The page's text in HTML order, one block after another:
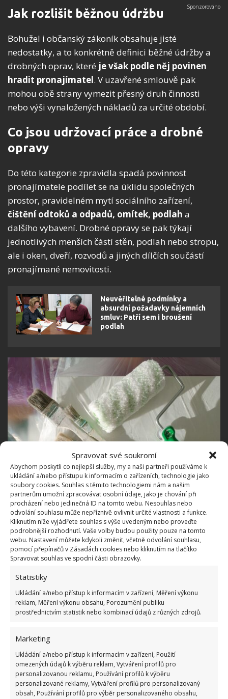
Spravovat své soukromí
Abychom poskytli co nejlepší služby, my a naši partneři používáme k
ukládání a/nebo přístupu k informacím o zařízeních, technologie jako
soubory cookies. Souhlas s těmito technologiemi nám a našim
partnerům umožní zpracovávat osobní údaje, jako je chování při
procházení nebo jedinečná ID na tomto webu. Nesouhlas nebo
odvolání souhlasu může nepříznivě ovlivnit určité vlastnosti a funkce.
Kliknutím níže vyjádřete souhlas s výše uvedeným nebo proveďte
podrobnější rozhodnutí. Vaše volby budou použity pouze na tomto
webu. Nastavení můžete kdykoli změnit, včetně odvolání souhlasu,
pomocí přepínačů v Zásadách cookies nebo kliknutím na tlačítko
Spravovat souhlas ve spodní části obrazovky.
Statistiky
Ukládání a/nebo přístup k informacím v zařízení, Měření výkonu
reklam, Měření výkonu obsahu, Porozumění publiku
prostřednictvím statistik nebo kombinací údajů z různých zdrojů.
Marketing
Ukládání a/nebo přístup k informacím v zařízení, Použití
omezených údajů k výběru reklam, Vytváření profilů pro
personalizovanou reklamu, Používání profilů k výběru
personalizované reklamy, Vytváření profilů pro personalizovaný
obsah, Používání profilů pro výběr personalizovaného obsahu,
Jak rozlišit běžnou údržbu
Bohužel i občanský zákoník obsahuje jisté
nedostatky, a to konkrétně definici běžné údržby a
drobných oprav, které je však podle něj povinen
hradit pronajímatel. V uzavřené smlouvě pak
mohou obě strany vymezit přesný druh činnosti
nebo výši vynaložených nákladů za určité období.
Co jsou udržovací práce a drobné
opravy
Do této kategorie zpravidla spadá povinnost
pronajímatele podílet se na úklidu společných
prostor, pravidelném mytí sociálního zařízení,
čištění odtoků a odpadů, omítek, podlah a
dalšího vybavení. Drobné opravy se pak týkají
jednotlivých menších částí stěn, podlah nebo stropu,
ale i oken, dveří, rozvodů a jiných dílčích součástí
pronajímané nemovitosti.
Neuvěřitelné podmínky a
absurdní požadavky nájemních
smluv: Patří sem i broušení
podlah
Fotografie: Pixabay
Co s většími opravami
Každou větší závadu musí pronajímatel neprodleně
šíření škody. Nájemce pak
ovlivňující podmínky bydlení v co nejkratším
čase vyřešita nést náklady spojené s její opravou.
což povede ke vzniku škody, nemá právo na náhradu
vzniklých nákladů, ani slevu z nájemného.
Zdroj:dTest